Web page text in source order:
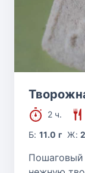
2 ч.
Б:11.0 г Ж:
Пошаговый